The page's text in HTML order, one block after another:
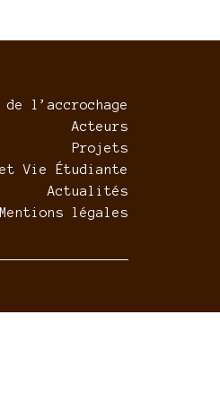
de l’accrochage
Acteurs
Projets
Vie Étudiante
Actualités
Mentions légales